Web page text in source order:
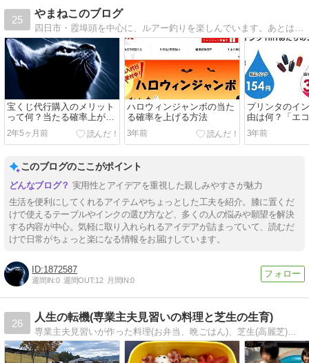
25
やまねこのブログ
宝くじ代行購入のメリット
って何？当たる確率上がる
の？
2年5ヶ月前
ハロウィンジャンボの当た
る確率を上げる方法
3年前
プリンタのイ
由は何？「エ
安い？
3年前
このブログのここがポイント
実用性とアイデアを重視した親しみやすさが魅力
生活を便利にしてくれるアイテムやちょっとした工夫を紹介。膝に置くだ
けで使えるテーブルやインクの選び方など、多くの人の悩みや願望を解決
する内容が中心。気軽に取り入れられるアイデアが詰まっていて、読むだ
けで日常がちょっと楽になる情報をお届けしています。
1872587
週間IN:0 週間OUT:12 月間IN:0
26
人生の転機(専業主夫見習いの料理と芝生の生育)
専業主夫見習いが作った料理(お弁当、晩ごはん)、芝生(高麗芝)の生育状況を掲載しています。